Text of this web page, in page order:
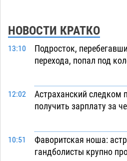
НОВОСТИ КРАТКО
13:10
Подросток,
перехода, попал под
12:02
Астраханский следком
получить зарплату за
10:51
Фаворитская ноша:
гандболисты крупно